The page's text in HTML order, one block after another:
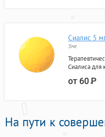
Сиалис 5
5мг
Сиалиса для
от 60Р
На пути к